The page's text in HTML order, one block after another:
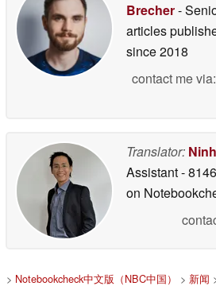
Brecher-
articles
since 2018
contact me
Translator:
Assistant-
on
> Notebookcheck中文版（NBC中国） > 新闻